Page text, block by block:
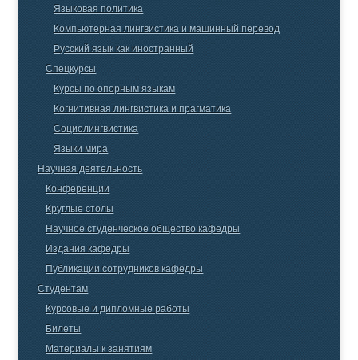
Языковая политика
Компьютерная лингвистика и машинный перевод
Русский язык как иностранный
Спецкурсы
Курсы по опорным языкам
Когнитивная лингвистика и прагматика
Социолингвистика
Языки мира
Научная деятельность
Конференции
Круглые столы
Научное студенческое общество кафедры
Издания кафедры
Публикации сотрудников кафедры
Студентам
Курсовые и дипломные работы
Билеты
Материалы к занятиям